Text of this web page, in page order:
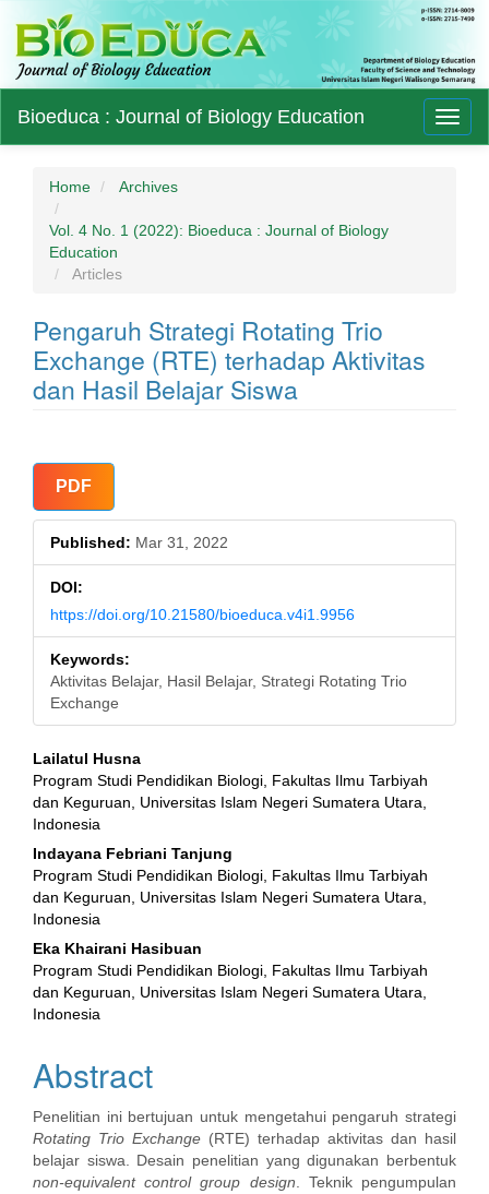
Navigation
Main
Sidebar
Bioeduca : Journal of Biology Education
Home Archives
Vol. 4 No. 1 (2022): Bioeduca : Journal of Biology
Education
Articles
Pengaruh Strategi Rotating Trio
Exchange (RTE) terhadap Aktivitas
dan Hasil Belajar Siswa
Article
Sidebar
PDF
Published: Mar 31, 2022
DOI:
https://doi.org/10.21580/bioeduca.v4i1.9956
Keywords:
Aktivitas Belajar, Hasil Belajar, Strategi Rotating Trio
Exchange
Main
Article
Content
Lailatul Husna
Program Studi Pendidikan Biologi, Fakultas Ilmu Tarbiyah
dan Keguruan, Universitas Islam Negeri Sumatera Utara,
Indonesia
Indayana Febriani Tanjung
Program Studi Pendidikan Biologi, Fakultas Ilmu Tarbiyah
dan Keguruan, Universitas Islam Negeri Sumatera Utara,
Indonesia
Eka Khairani Hasibuan
Program Studi Pendidikan Biologi, Fakultas Ilmu Tarbiyah
dan Keguruan, Universitas Islam Negeri Sumatera Utara,
Indonesia
Abstract
Penelitian ini bertujuan untuk mengetahui pengaruh strategi
Rotating Trio Exchange (RTE) terhadap aktivitas dan hasil
belajar siswa. Desain penelitian yang digunakan berbentuk
non-equivalent control group design . Teknik pengumpulan